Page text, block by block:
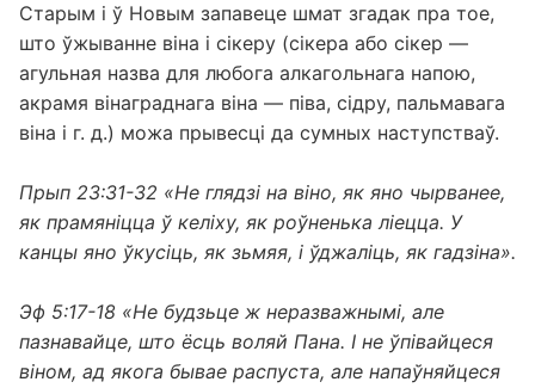
Старым і ў Новым запавеце шмат згадак пра тое,
што ўжыванне віна і сікеру (сікера або сікер —
агульная назва для любога алкагольнага напою,
акрамя вінаграднага віна — піва, сідру, пальмавага
віна і г. д.) можа прывесці да сумных наступстваў.
Прып 23:31-32 «Не глядзі на віно, як яно чырванее,
як прамяніцца ў келіху, як роўненька ліецца. У
канцы яно ўкусіць, як зьмяя, і ўджаліць, як гадзіна».
Эф 5:17-18 «Не будзьце ж неразважнымі, але
пазнавайце, што ёсць воляй Пана. І не ўпівайцеся
віном, ад якога бывае распуста, але напаўняйцеся